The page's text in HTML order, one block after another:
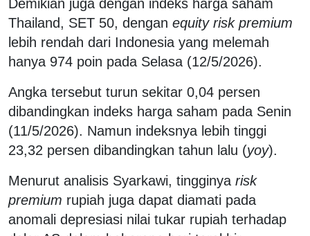
Demikian juga dengan indeks harga saham
Thailand, SET 50, dengan equity risk premium
lebih rendah dari Indonesia yang melemah
hanya 974 poin pada Selasa (12/5/2026).
Angka tersebut turun sekitar 0,04 persen
dibandingkan indeks harga saham pada Senin
(11/5/2026). Namun indeksnya lebih tinggi
23,32 persen dibandingkan tahun lalu (yoy).
Menurut analisis Syarkawi, tingginya risk
premium rupiah juga dapat diamati pada
anomali depresiasi nilai tukar rupiah terhadap